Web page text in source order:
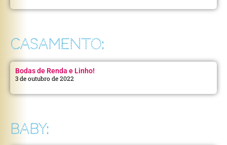
CASAMENTO:
Bodas de Renda e Linho!
3 de outubro de 2022
BABY: